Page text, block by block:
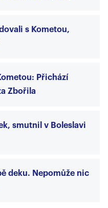
s Kometou,
Přichází
Zbořila
smutnil v Boleslavi
deku. Nepomůže nic